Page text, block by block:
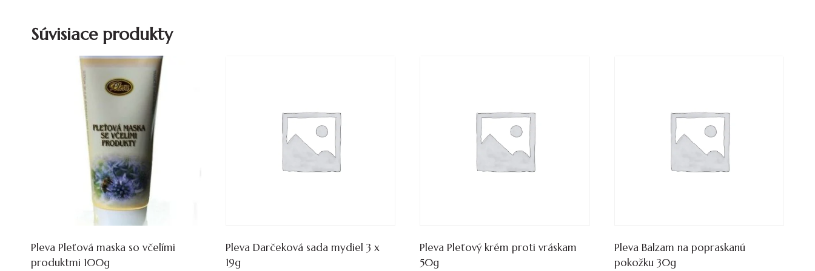
Súvisiace produkty
Pleva Pleťová maska so včelími
produktmi 100g
Pleva Darčeková sada mydiel 3 x
19g
Pleva Pleťový krém proti vráskam
50g
Pleva Balzam na popraskanú
pokožku 30g